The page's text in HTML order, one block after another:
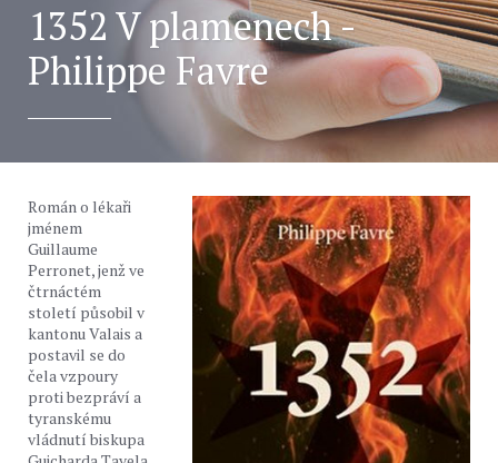
1352 V plamenech -
Philippe Favre
Román o lékaři
jménem
Guillaume
Perronet, jenž ve
čtrnáctém
století působil v
kantonu Valais a
postavil se do
čela vzpoury
proti bezpráví a
tyranskému
vládnutí biskupa